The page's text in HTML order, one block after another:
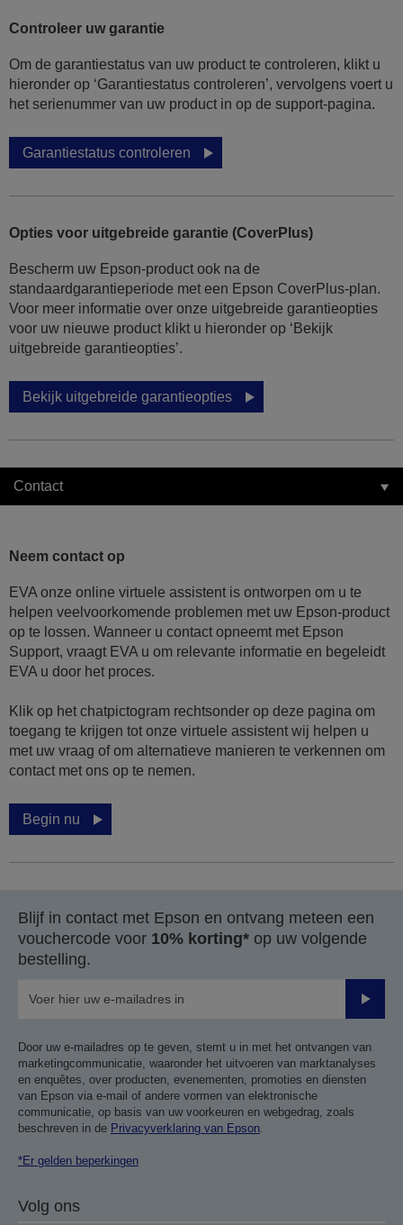
Controleer uw garantie
Om de garantiestatus van uw product te controleren, klikt u
hieronder op ‘Garantiestatus controleren’, vervolgens voert u
het serienummer van uw product in op de support-pagina.
Garantiestatus controleren
Opties voor uitgebreide garantie (CoverPlus)
Bescherm uw Epson-product ook na de
standaardgarantieperiode met een Epson CoverPlus-plan.
Voor meer informatie over onze uitgebreide garantieopties
voor uw nieuwe product klikt u hieronder op ‘Bekijk
uitgebreide garantieopties’.
Bekijk uitgebreide garantieopties
Contact
Neem contact op
EVA onze online virtuele assistent is ontworpen om u te
helpen veelvoorkomende problemen met uw Epson-product
op te lossen. Wanneer u contact opneemt met Epson
Support, vraagt EVA u om relevante informatie en begeleidt
EVA u door het proces.
Klik op het chatpictogram rechtsonder op deze pagina om
toegang te krijgen tot onze virtuele assistent wij helpen u
met uw vraag of om alternatieve manieren te verkennen om
contact met ons op te nemen.
Begin nu
Blijf in contact met Epson en ontvang meteen een
vouchercode voor 10% korting* op uw volgende
bestelling.
Door uw e-mailadres op te geven, stemt u in met het ontvangen van
marketingcommunicatie, waaronder het uitvoeren van marktanalyses
en enquêtes, over producten, evenementen, promoties en diensten
van Epson via e-mail of andere vormen van elektronische
communicatie, op basis van uw voorkeuren en webgedrag, zoals
beschreven in de Privacyverklaring van Epson.
*Er gelden beperkingen
Volg ons